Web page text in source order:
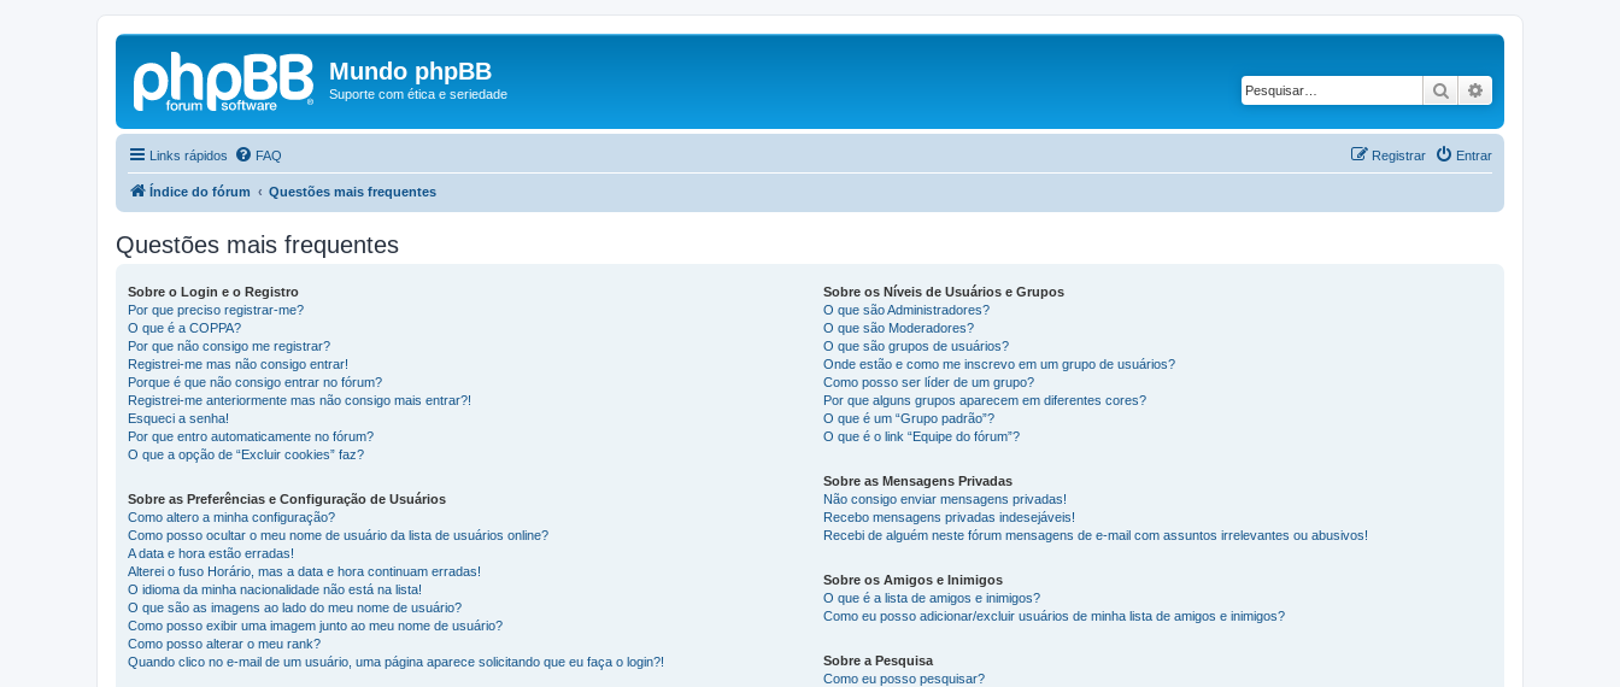
Mundo phpBB
Suporte com ética e seriedade Pesquisar
Links rápidos FAQ Entrar
Registrar
Índice do fórum Questões mais frequentes
Questões mais frequentes
Sobre o Login e o Registro
Por que preciso registrar-me?
O que é a COPPA?
Por que não consigo me registrar?
Registrei-me mas não consigo entrar!
Porque é que não consigo entrar no fórum?
Registrei-me anteriormente mas não consigo mais entrar?!
Esqueci a senha!
Por que entro automaticamente no fórum?
O que a opção de “Excluir cookies” faz?
Sobre as Preferências e Configuração de Usuários
Como altero a minha configuração?
Como posso ocultar o meu nome de usuário da lista de usuários online?
A data e hora estão erradas!
Alterei o fuso Horário, mas a data e hora continuam erradas!
O idioma da minha nacionalidade não está na lista!
O que são as imagens ao lado do meu nome de usuário?
Como posso exibir uma imagem junto ao meu nome de usuário?
Como posso alterar o meu rank?
Quando clico no e-mail de um usuário, uma página aparece solicitando que eu faça o login?!
Sobre os Níveis de Usuários e Grupos
O que são Administradores?
O que são Moderadores?
O que são grupos de usuários?
Onde estão e como me inscrevo em um grupo de usuários?
Como posso ser líder de um grupo?
Por que alguns grupos aparecem em diferentes cores?
O que é um “Grupo padrão”?
O que é o link “Equipe do fórum”?
Sobre as Mensagens Privadas
Não consigo enviar mensagens privadas!
Recebo mensagens privadas indesejáveis!
Recebi de alguém neste fórum mensagens de e-mail com assuntos irrelevantes ou abusivos!
Sobre os Amigos e Inimigos
O que é a lista de amigos e inimigos?
Como eu posso adicionar/excluir usuários de minha lista de amigos e inimigos?
Sobre a Pesquisa
Como eu posso pesquisar?